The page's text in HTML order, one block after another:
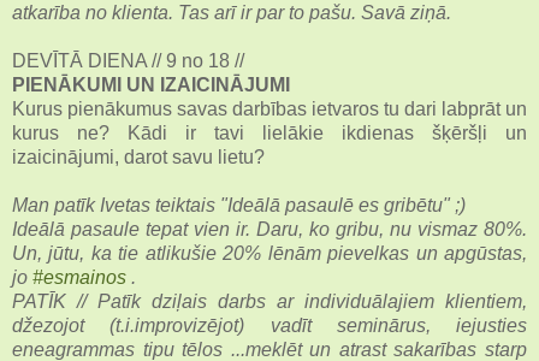
atkarība no klienta. Tas arī ir par to pašu. Savā ziņā.
DEVĪTĀ DIENA // 9 no 18 //
PIENĀKUMI UN IZAICINĀJUMI
Kurus pienākumus savas darbības ietvaros tu dari labprāt un
kurus ne? Kādi ir tavi lielākie ikdienas šķēršļi un
izaicinājumi, darot savu lietu?
Man patīk Ivetas teiktais "Ideālā pasaulē es gribētu" ;)
Ideālā pasaule tepat vien ir. Daru, ko gribu, nu vismaz 80%.
Un, jūtu, ka tie atlikušie 20% lēnām pievelkas un apgūstas,
jo #esmainos .
PATĪK // Patīk dziļais darbs ar individuālajiem klientiem,
džezojot (t.i.improvizējot) vadīt seminārus, iejusties
eneagrammas tipu tēlos ...meklēt un atrast sakarības starp